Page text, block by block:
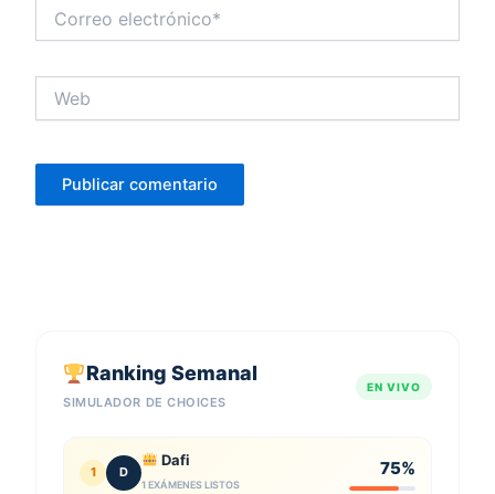
electrónico*
Ranking Semanal
SIMULADOR DE CHOICES
EN VIVO
1 D
Dafi
1 EXÁMENES LISTOS
75%